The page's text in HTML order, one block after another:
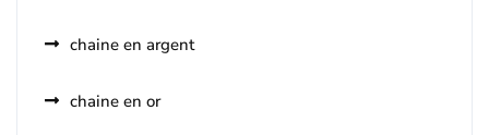
chaine en argent
chaine en or